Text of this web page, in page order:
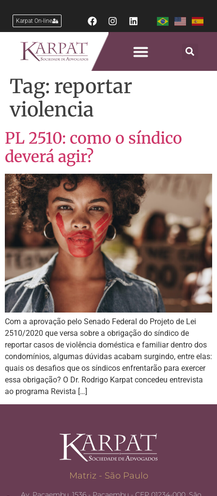
Karpat On-line
Tag: reportar
violencia
PL 2510: como o síndico
deverá agir?
Com a aprovação pelo Senado Federal do Projeto de Lei
2510/2020 que versa sobre a obrigação do síndico de
reportar casos de violência doméstica e familiar dentro dos
condomínios, algumas dúvidas acabam surgindo, entre elas:
quais os desafios que os síndicos enfrentarão para exercer
essa obrigação? O Dr. Rodrigo Karpat concedeu entrevista
ao programa Revista […]
Matriz - São Paulo